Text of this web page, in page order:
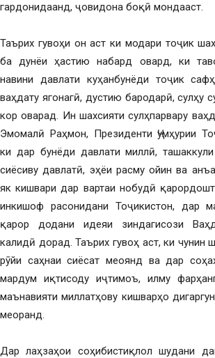
гардонидаанд, ҷовидона боқӣ мондааст.
Таърих гувоҳи он аст ки модари тоҷик
ба дунёи ҳастию набард овард, ки
навини давлати куҳанбунёди тоҷик
ваҳдату ягонагӣ, дустию бародарӣ, сулҳу
кор оварад. Ин шахсияти сулҳпарвару
Эмомалӣ Раҳмон, Президенти Ҷумҳурии
ки дар бунёди давлати миллӣ,
сиёсиву давлатӣ, эҳёи расму ойин ва
як кишвари дар вартаи нобудӣ
инкишоф расонидани Тоҷикистон, дар
қарор додани идеяи зиндагисози
калидӣ дорад. Таърих гувоҳ аст, ки чунин
рӯйи саҳнаи сиёсат меоянд ва дар
мардум иқтисоду иҷтимоъ, илму
маънавияти миллатҳову кишварҳо
меоранд.
Дар лаҳзаҳои соҳибистиқлол шудани